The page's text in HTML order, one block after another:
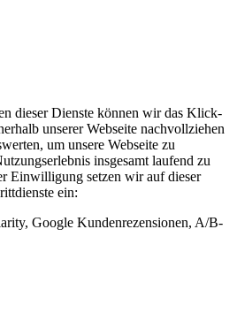
dieser Dienste können wir das Klick-
unserer Webseite nachvollziehen
um unsere Webseite zu
insgesamt laufend zu
Einwilligung setzen wir auf dieser
ein:
Google Kundenrezensionen, A/B-